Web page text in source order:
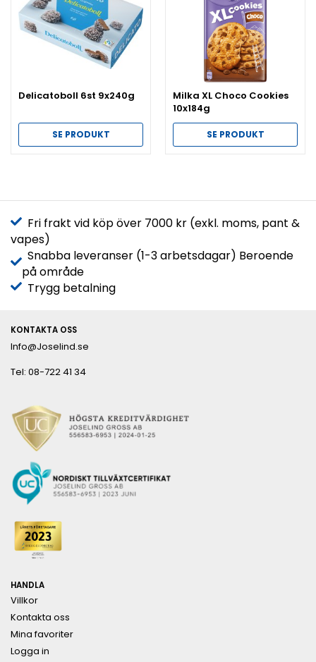
Delicatoboll 6st 9x240g
SE PRODUKT
Milka XL Choco Cookies
10x184g
SE PRODUKT
Fri frakt vid köp över 7000 kr (exkl. moms, pant &
vapes)
Snabba leveranser (1-3 arbetsdagar) Beroende
på område
Trygg betalning
KONTAKTA OSS
Info@Joselind.se
Tel: 08-722 41 34
HANDLA
Villkor
Kontakta oss
Mina favoriter
Logga in